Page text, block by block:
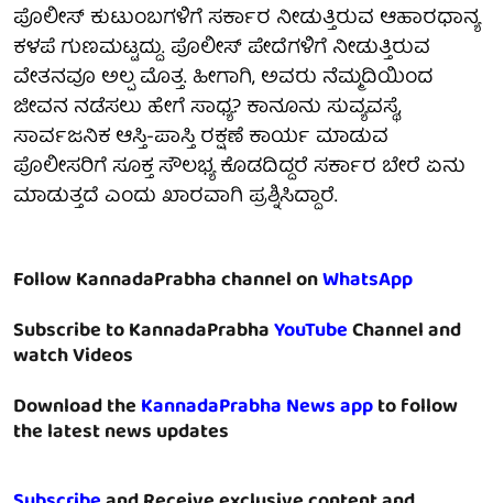
ಪೊಲೀಸ್‌ ಕುಟುಂಬಗಳಿಗೆ ಸರ್ಕಾರ ನೀಡುತ್ತಿರುವ ಆಹಾರಧಾನ್ಯ
ಕಳಪೆ ಗುಣಮಟ್ಟದ್ದು. ಪೊಲೀಸ್‌ ಪೇದೆಗಳಿಗೆ ನೀಡುತ್ತಿರುವ
ವೇತನವೂ ಅಲ್ಪ ಮೊತ್ತ. ಹೀಗಾಗಿ, ಅವರು ನೆಮ್ಮದಿಯಿಂದ
ಜೀವನ ನಡೆಸಲು ಹೇಗೆ ಸಾಧ್ಯ? ಕಾನೂನು ಸುವ್ಯವಸ್ಥೆ,
ಸಾರ್ವಜನಿಕ ಆಸ್ತಿ-ಪಾಸ್ತಿ ರಕ್ಷಣೆ ಕಾರ್ಯ ಮಾಡುವ
ಪೊಲೀಸರಿಗೆ ಸೂಕ್ತ ಸೌಲಭ್ಯ ಕೊಡದಿದ್ದರೆ ಸರ್ಕಾರ ಬೇರೆ ಏನು
ಮಾಡುತ್ತದೆ ಎಂದು ಖಾರವಾಗಿ ಪ್ರಶ್ನಿಸಿದ್ದಾರೆ.
Follow KannadaPrabha channel onWhatsApp
Subscribe to KannadaPrabhaYouTubeChannel and
watch Videos
Download theKannadaPrabha News appto follow
the latest news updates